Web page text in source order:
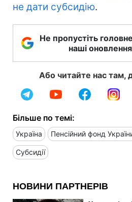
не дати субсидію.
Не пропустіть
наші
Або читайте нас там,
Більше по темі:
Україна Пенсійний фонд
Субсидії